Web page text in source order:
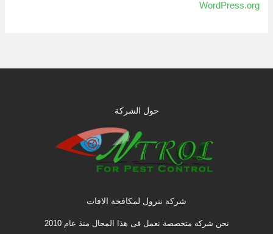
WordPress.org
حول الشركة
شركة نترول لمكافحة الافات
نحن شركة متخصصة نعمل فى هذا المجال منذ عام 2010